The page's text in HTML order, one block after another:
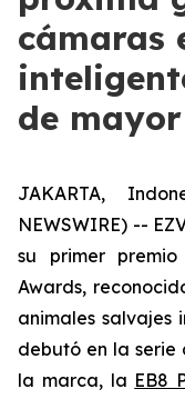
cámaras
de
JAKARTA,
NEWSWIRE) --
su primer
Awards,
animales salvajes
debutó en la serie
la marca, la EB8